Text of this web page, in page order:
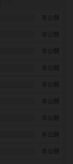
非公開
非公開
非公開
非公開
非公開
非公開
非公開
非公開
非公開